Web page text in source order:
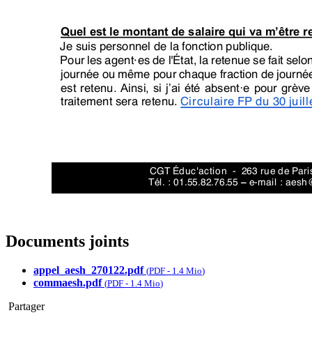
Documents joints
appel_aesh_270122.pdf (PDF - 1.4 Mio)
commaesh.pdf (PDF - 1.4 Mio)
Partager